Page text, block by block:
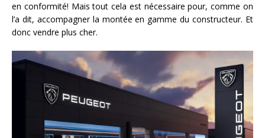
en conformité! Mais tout cela est nécessaire pour, comme on
l’a dit, accompagner la montée en gamme du constructeur. Et
donc vendre plus cher.